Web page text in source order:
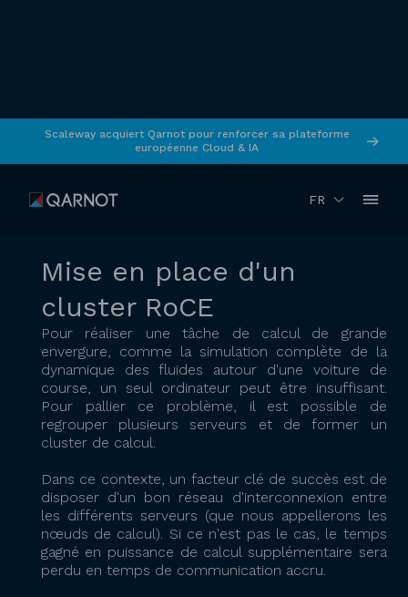
Scaleway acquiert Qarnot pour renforcer sa plateforme
européenne Cloud & IA
FR
Simulation Novembre 2022
Mise en place d'un
cluster RoCE
Pour réaliser une tâche de calcul de grande
envergure, comme la simulation complète de la
dynamique des fluides autour d'une voiture de
course, un seul ordinateur peut être insuffisant.
Pour pallier ce problème, il est possible de
regrouper plusieurs serveurs et de former un
cluster de calcul.
Dans ce contexte, un facteur clé de succès est de
disposer d'un bon réseau d'interconnexion entre
les différents serveurs (que nous appellerons les
nœuds de calcul). Si ce n'est pas le cas, le temps
gagné en puissance de calcul supplémentaire sera
perdu en temps de communication accru.